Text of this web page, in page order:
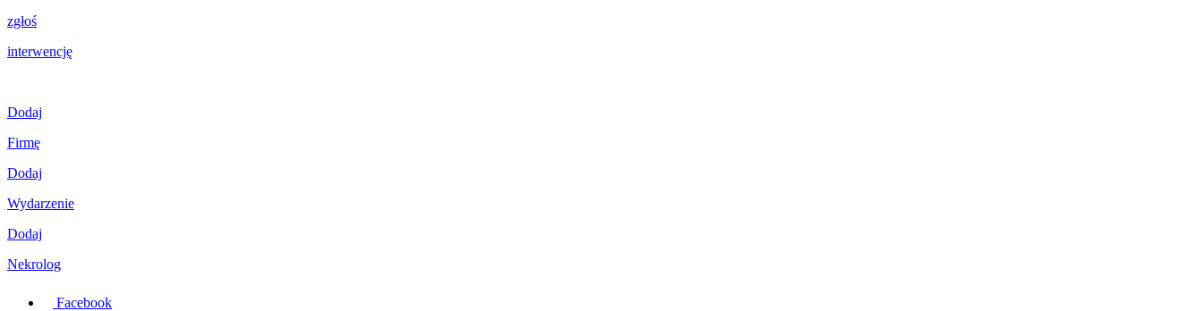
zgłoś
interwencję
Dodaj
Firmę
Dodaj
Wydarzenie
Dodaj
Nekrolog
Facebook